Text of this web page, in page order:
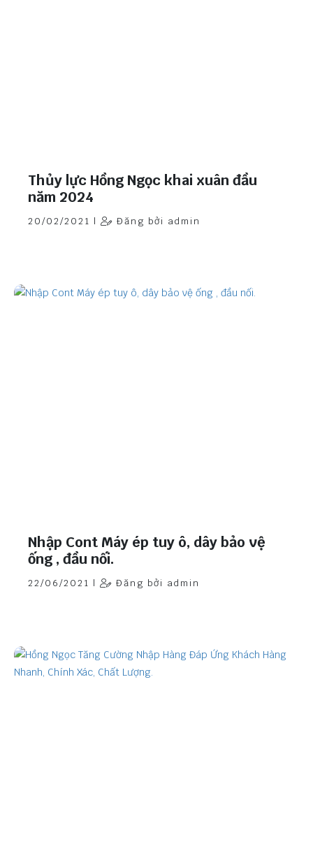
Thủy lực Hồng Ngọc khai xuân đầu
năm 2024
20/02/2021 | Đăng bởi admin
Nhập Cont Máy ép tuy ô, dây bảo vệ
ống , đầu nối.
22/06/2021 | Đăng bởi admin